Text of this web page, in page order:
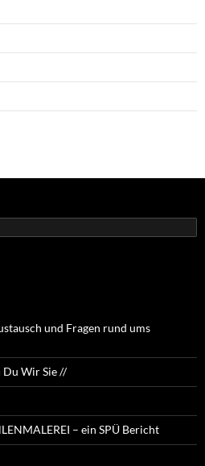
und Fragen rund ums
Du Wir Sie //
– ein SPÜ Bericht